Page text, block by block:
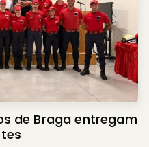
de Braga entregam